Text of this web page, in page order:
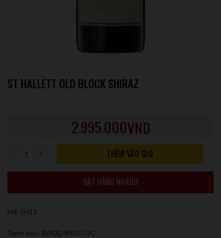
ST HALLETT OLD BLOCK SHIRAZ
2.995.000VND
THÊM VÀO GIỎ
ĐẶT HÀNG NHANH
Mã: SH12
Danh mục: RƯỢU VANG ÚC